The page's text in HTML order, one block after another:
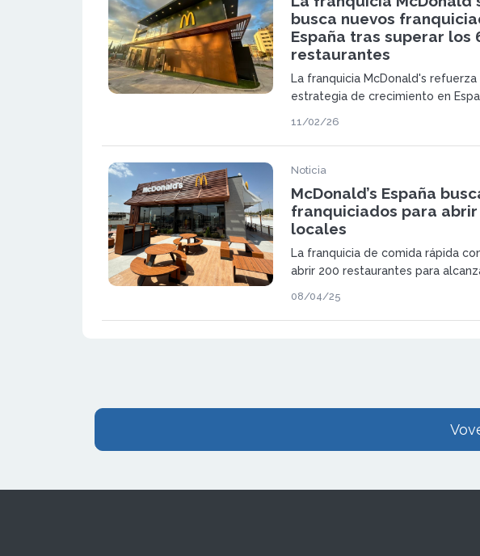
busca nuevos
España tras superar los
restaurantes
La franquicia McDonald's refuerza
estrategia de crecimiento en
franquiciados.
11/02/26
Noticia
McDonald’s España
franquiciados para abrir
locales
La franquicia de comida rápida
abrir 200 restaurantes para
08/04/25